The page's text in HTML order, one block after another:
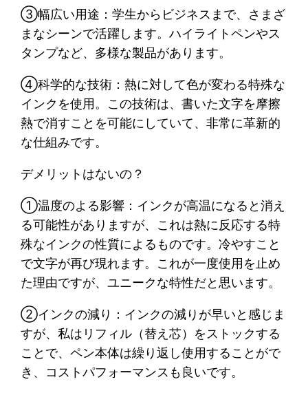
③幅広い用途：学生からビジネスまで、さまざ
まなシーンで活躍します。ハイライトペンやス
タンプなど、多様な製品があります。
④科学的な技術：熱に対して色が変わる特殊な
インクを使用。この技術は、書いた文字を摩擦
熱で消すことを可能にしていて、非常に革新的
な仕組みです。
デメリットはないの？
①温度のよる影響：インクが高温になると消え
る可能性がありますが、これは熱に反応する特
殊なインクの性質によるものです。冷やすこと
で文字が再び現れます。これが一度使用を止め
た理由ですが、ユニークな特性だと思います。
②インクの減り：インクの減りが早いと感じま
すが、私はリフィル（替え芯）をストックする
ことで、ペン本体は繰り返し使用することがで
き、コストパフォーマンスも良いです。